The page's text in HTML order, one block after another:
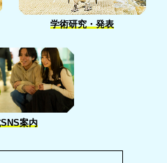
学術研究・発表
案内